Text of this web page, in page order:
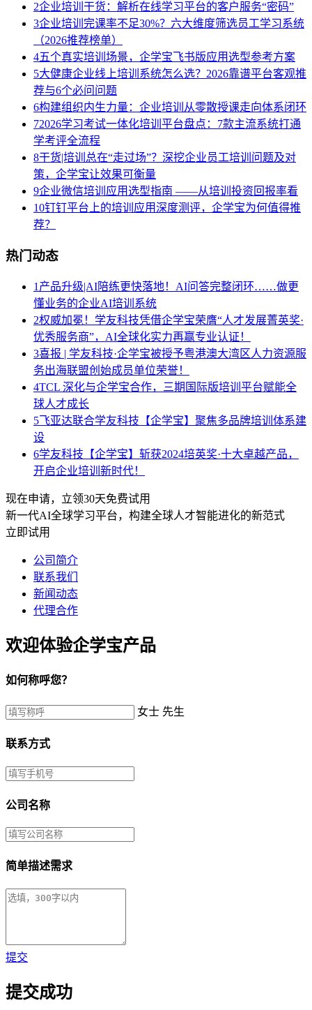
2企业培训干货：解析在线学习平台的客户服务“密码”
3企业培训完课率不足30%？六大维度筛选员工学习系统
（2026推荐榜单）
4五个真实培训场景，企学宝飞书版应用选型参考方案
5大健康企业线上培训系统怎么选？2026靠谱平台客观推
荐与6个必问问题
6构建组织内生力量：企业培训从零散授课走向体系闭环
72026学习考试一体化培训平台盘点：7款主流系统打通
学考评全流程
8干货|培训总在“走过场”？深挖企业员工培训问题及对
策，企学宝让效果可衡量
9企业微信培训应用选型指南 ——从培训投资回报率看
10钉钉平台上的培训应用深度测评，企学宝为何值得推
荐？
热门动态
1 产品升级|AI陪练更快落地！AI问答完整闭环……做更
懂业务的企业AI培训系统
2权威加冕！学友科技凭借企学宝荣膺“人才发展菁英奖·
优秀服务商”，AI全球化实力再赢专业认证！
3喜报 | 学友科技·企学宝被授予粤港澳大湾区人力资源服
务出海联盟创始成员单位荣誉！
4TCL 深化与企学宝合作，三期国际版培训平台赋能全
球人才成长
5飞亚达联合学友科技【企学宝】聚焦多品牌培训体系建
设
6学友科技【企学宝】斩获2024培英奖·十大卓越产品，
开启企业培训新时代！
现在申请，立领30天免费试用
新一代AI全球学习平台，构建全球人才智能进化的新范式
立即试用
公司简介
联系我们
新闻动态
代理合作
欢迎体验企学宝产品
如何称呼您？
女士 先生
联系方式
公司名称
简单描述需求
提交
提交成功